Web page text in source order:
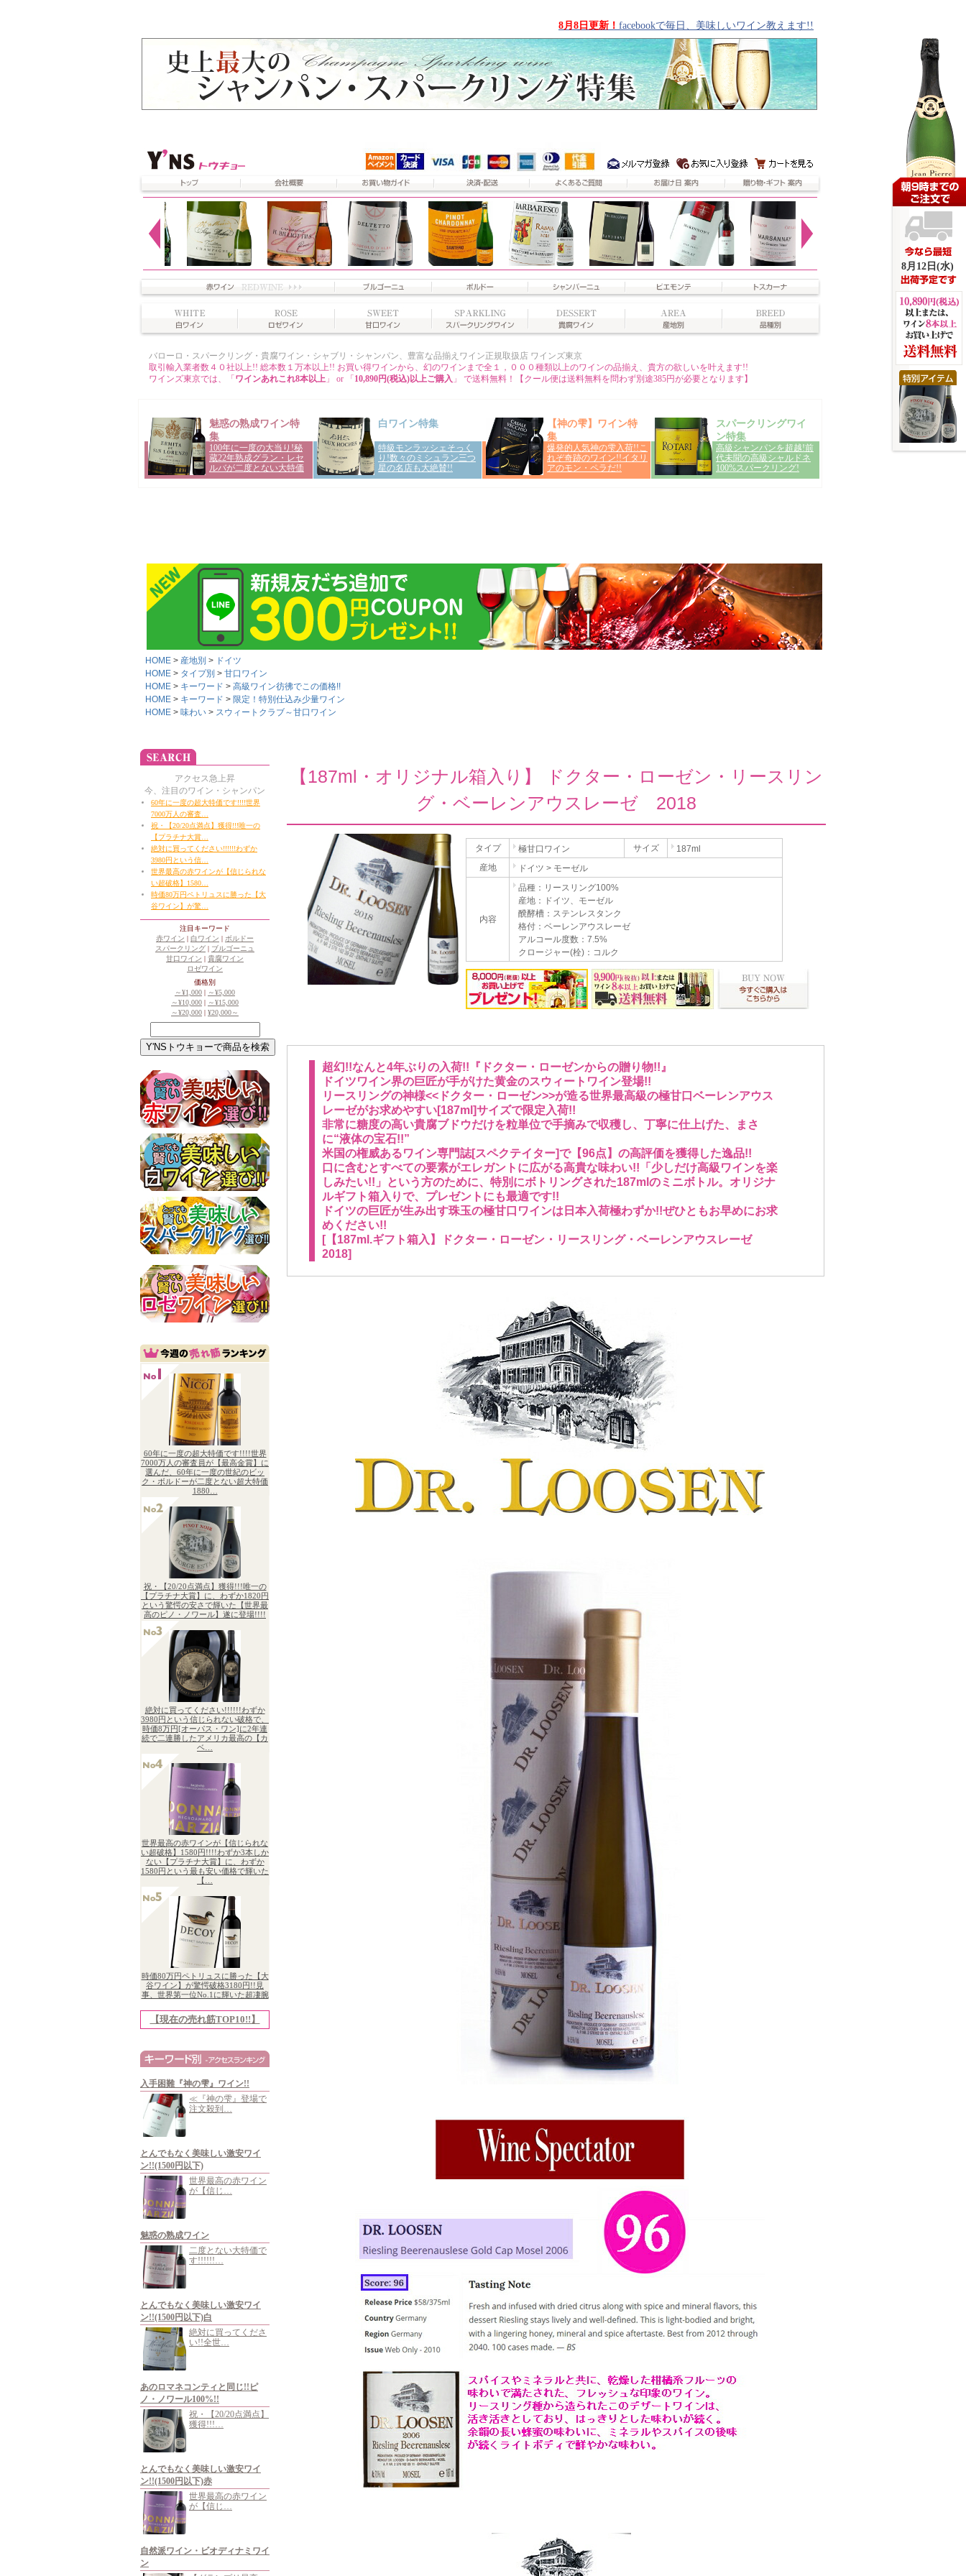
HOME 産地別
ドイツ
HOME
タイプ別
甘口ワイン
HOME
キーワード
高級ワイン彷彿でこの価格!!
HOME
キーワード
限定！特別仕込み少量ワイン
HOME
味わい スウィートクラブ～甘口ワイン
【187ml・オリジナル箱入り】 ドクター・ローゼン・リースリン
グ・ベーレンアウスレーゼ 2018
タイプ 極甘口ワイン サイズ
187ml
産地
ドイツ > モーゼル
内容
品種：リースリング100%
産地：ドイツ、モーゼル
醗酵槽：ステンレスタンク
格付：ベーレンアウスレーゼ
アルコール度数：7.5%
クロージャー(栓)：コルク
超幻!!なんと4年ぶりの入荷!!『ドクター・ローゼンからの贈り物!!』
ドイツワイン界の巨匠が手がけた黄金のスウィートワイン登場!!
リースリングの神様<<ドクター・ローゼン>>が造る世界最高級の極甘口ベーレンアウス
レーゼがお求めやすい[187ml]サイズで限定入荷!!
非常に糖度の高い貴腐ブドウだけを粒単位で手摘みで収穫し、丁寧に仕上げた、まさ
に“液体の宝石!!”
米国の権威あるワイン専門誌[スペクテイター]で【96点】の高評価を獲得した逸品!!
口に含むとすべての要素がエレガントに広がる高貴な味わい!!「少しだけ高級ワインを楽
しみたい!!」という方のために、特別にボトリングされた187mlのミニボトル。オリジナ
ルギフト箱入りで、プレゼントにも最適です!!
ドイツの巨匠が生み出す珠玉の極甘口ワインは日本入荷極わずか!!ぜひともお早めにお求
めください!!
[【187ml.ギフト箱入】ドクター・ローゼン・リースリング・ベーレンアウスレーゼ
2018]